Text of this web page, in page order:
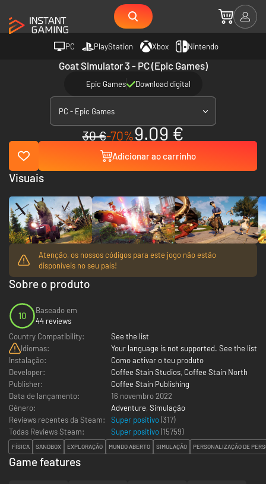
PC PlayStation Xbox Nintendo
Goat Simulator 3 - PC (Epic Games)
Epic Games Download digital
PC - Epic Games
30 €-70%9.09 €
Adicionar ao carrinho
Atenção, os nossos códigos para este jogo não estão
disponíveis no seu país!
Sobre o produto
10
Baseado em
44 reviews
Country Compatibility:
See the list
Idiomas:
Your language is not supported. See the list
Instalação:
Como activar o teu produto
Developer:
Coffee Stain Studios, Coffee Stain North
Publisher:
Coffee Stain Publishing
Data de lançamento:
16 novembro 2022
Género:
Adventure, Simulação
Reviews recentes da Steam:
Super positivo(317)
Todas Reviews Steam:
Super positivo(15759)
FÍSICA SANDBOX EXPLORAÇÃO MUNDO ABERTO SIMULAÇÃO PERSONALIZAÇÃO DE
Visuais
Game features